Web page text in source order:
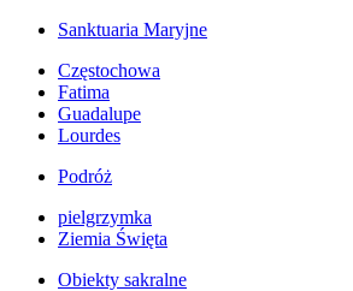
Sanktuaria Maryjne
Częstochowa
Fatima
Guadalupe
Lourdes
Podróż
pielgrzymka
Ziemia Święta
Obiekty sakralne